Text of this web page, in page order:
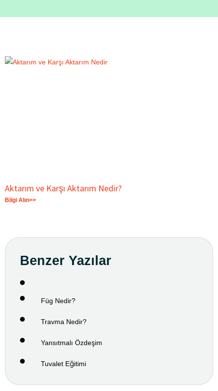
Aktarım ve Karşı Aktarım Nedir?
Bilgi Alın>>
Benzer Yazılar
Füg Nedir?
Travma Nedir?
Yansıtmalı Özdeşim
Tuvalet Eğitimi